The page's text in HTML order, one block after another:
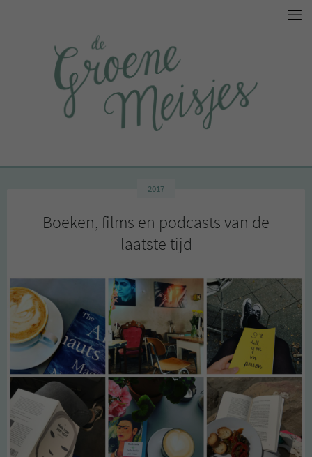
2017
Boeken, films en podcasts van de
laatste tijd